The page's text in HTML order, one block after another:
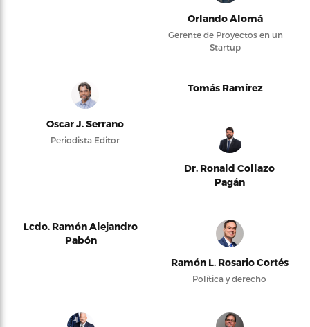
Orlando Alomá
Gerente de Proyectos en un
Startup
Oscar J. Serrano
Periodista Editor
Tomás Ramírez
Dr. Ronald Collazo
Pagán
Lcdo. Ramón Alejandro
Pabón
Ramón L. Rosario Cortés
Política y derecho